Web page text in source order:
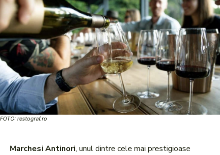
FOTO: restograf.ro
Marchesi Antinori, unul dintre cele mai prestigioase